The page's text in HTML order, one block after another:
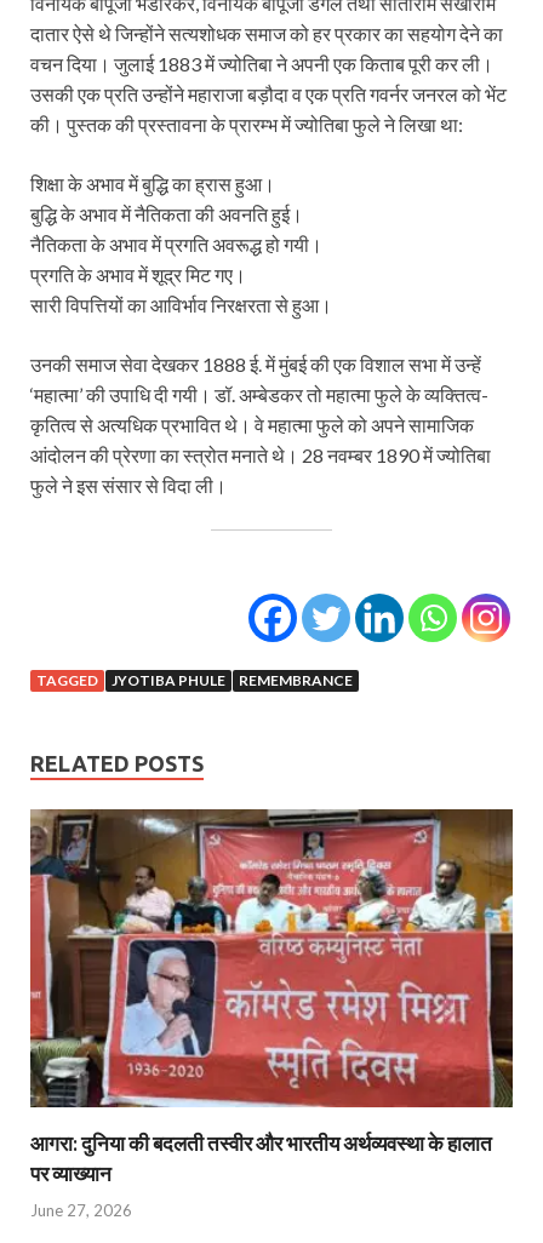
दातार ऐसे थे जिन्होंने सत्यशोधक समाज को हर प्रकार का सहयोग देने का
वचन दिया। जुलाई 1883 में ज्योतिबा ने अपनी एक किताब पूरी कर ली।
उसकी एक प्रति उन्होंने महाराजा बड़ौदा व एक प्रति गवर्नर जनरल को भेंट
की। पुस्तक की प्रस्तावना के प्रारम्भ में ज्योतिबा फुले ने लिखा था:
शिक्षा के अभाव में बुद्धि का ह्रास हुआ।
बुद्धि के अभाव में नैतिकता की अवनति हुई।
नैतिकता के अभाव में प्रगति अवरूद्ध हो गयी।
प्रगति के अभाव में शूद्र मिट गए।
सारी विपत्तियों का आविर्भाव निरक्षरता से हुआ।
उनकी समाज सेवा देखकर 1888 ई. में मुंबई की एक विशाल सभा में उन्हें
‘महात्मा’ की उपाधि दी गयी। डॉ. अम्बेडकर तो महात्मा फुले के व्यक्तित्व-
कृतित्व से अत्यधिक प्रभावित थे। वे महात्मा फुले को अपने सामाजिक
आंदोलन की प्रेरणा का स्त्रोत मनाते थे। 28 नवम्बर 1890 में ज्योतिबा
फुले ने इस संसार से विदा ली।
TAGGED JYOTIBA PHULE REMEMBRANCE
RELATED POSTS
आगरा: दुनिया की बदलती तस्वीर और भारतीय अर्थव्यवस्था के हालात
पर व्याख्यान
June 27, 2026